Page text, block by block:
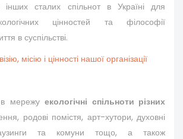
інших сталих спільнот в Україні для
цінностей та філософії
в суспільстві.
місію і цінності нашої організації
мережу екологічні спільноти різних
родові помістя, арт-хутори, духовні
та комуни тощо, а також